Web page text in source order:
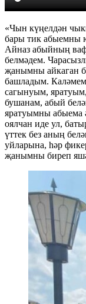
«Чын күңелдән
бары тик абыемны
Айназ абыйның
белмәдем.
җанымны айкаган
башладым.
сагынуым,
бушанам, абый
яратуымны абыема
оялчан иде ул,
үттек без аның
уйларына, һәр
җанымны биреп